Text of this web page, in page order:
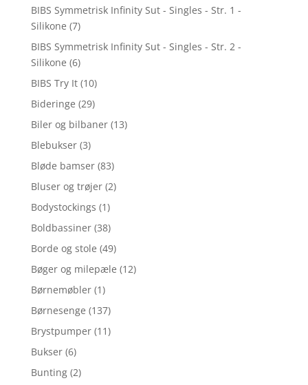
BIBS Symmetrisk Infinity Sut - Singles - Str. 1 -
Silikone (7)
BIBS Symmetrisk Infinity Sut - Singles - Str. 2 -
Silikone (6)
BIBS Try It (10)
Bideringe (29)
Biler og bilbaner (13)
Blebukser (3)
Bløde bamser (83)
Bluser og trøjer (2)
Bodystockings (1)
Boldbassiner (38)
Borde og stole (49)
Bøger og milepæle (12)
Børnemøbler (1)
Børnesenge (137)
Brystpumper (11)
Bukser (6)
Bunting (2)